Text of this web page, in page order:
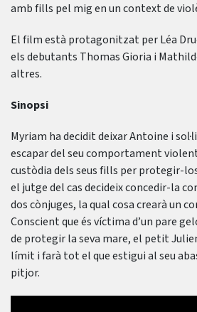
amb fills pel mig en un context de
El film està protagonitzat per Léa
els debutants Thomas Gioria i
altres.
Sinopsi
Myriam ha decidit deixar Antoine i
escapar del seu comportament
custòdia dels seus fills per protegir-
el jutge del cas decideix concedir-la
dos cònjuges, la qual cosa crearà un
Conscient que és víctima d’un pare
de protegir la seva mare, el petit
límit i farà tot el que estigui al seu
pitjor.